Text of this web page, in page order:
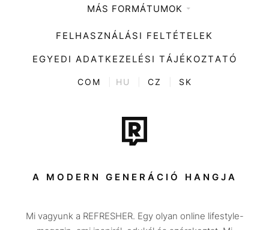
Zene
Divat
Kultúra
ENTR
Tech-Tudomány
Sport
Társadalom
Utazás
MÁS FORMÁTUMOK
FELHASZNÁLÁSI FELTÉTELEK
EGYEDI ADATKEZELÉSI TÁJÉKOZTATÓ
COM HU CZ SK
A MODERN GENERÁCIÓ HANGJA
Mi vagyunk a REFRESHER. Egy olyan online lifestyle-